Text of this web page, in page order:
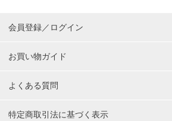
会員登録／ログイン
お買い物ガイド
よくある質問
特定商取引法に基づく表示